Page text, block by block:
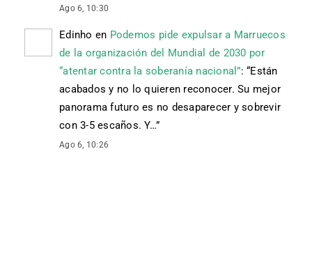
Ago 6, 10:30
Edinho en Podemos pide expulsar a Marruecos
de la organización del Mundial de 2030 por
“atentar contra la soberanía nacional”: “Están
acabados y no lo quieren reconocer. Su mejor
panorama futuro es no desaparecer y sobrevir
con 3-5 escaños. Y…”
Ago 6, 10:26